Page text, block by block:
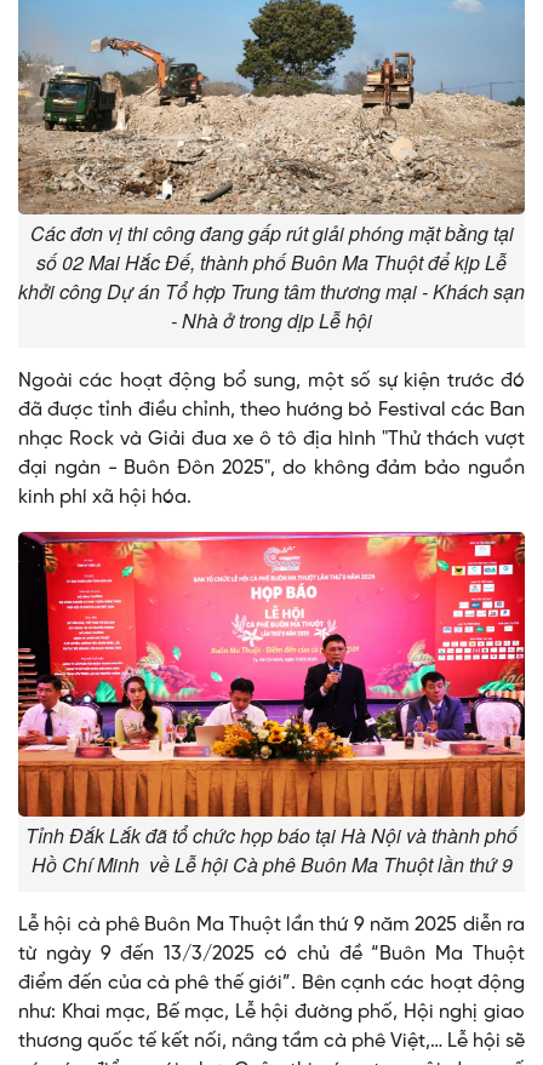
Các đơn vị thi công đang gấp rút giải phóng mặt bằng tại
số 02 Mai Hắc Đế, thành phố Buôn Ma Thuột để kịp Lễ
khởi công Dự án Tổ hợp Trung tâm thương mại - Khách sạn
- Nhà ở trong dịp Lễ hội
Ngoài các hoạt động bổ sung, một số sự kiện trước đó
đã được tỉnh điều chỉnh, theo hướng bỏ Festival các Ban
nhạc Rock và Giải đua xe ô tô địa hình "Thử thách vượt
đại ngàn - Buôn Đôn 2025", do không đảm bảo nguồn
kinh phí xã hội hóa.
Tỉnh Đắk Lắk đã tổ chức họp báo tại Hà Nội và thành phố
Hồ Chí Minh về Lễ hội Cà phê Buôn Ma Thuột lần thứ 9
Lễ hội cà phê Buôn Ma Thuột lần thứ 9 năm 2025 diễn ra
từ ngày 9 đến 13/3/2025 có chủ đề “Buôn Ma Thuột
điểm đến của cà phê thế giới”. Bên cạnh các hoạt động
như: Khai mạc, Bế mạc, Lễ hội đường phố, Hội nghị giao
thương quốc tế kết nối, nâng tầm cà phê Việt,… Lễ hội sẽ